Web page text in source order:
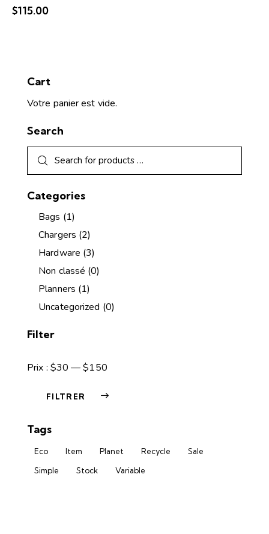
$115.00
Cart
Votre panier est vide.
Search
Categories
Bags (1)
Chargers (2)
Hardware (3)
Non classé (0)
Planners (1)
Uncategorized (0)
Filter
FILTRER
Prix : $30 —$150
Tags
Eco Item Planet Recycle
Sale
Simple
Stock Variable